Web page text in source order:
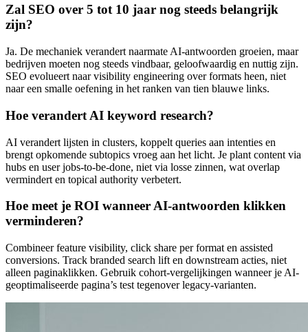
Zal SEO over 5 tot 10 jaar nog steeds belangrijk
zijn?
Ja. De mechaniek verandert naarmate AI-antwoorden groeien, maar
bedrijven moeten nog steeds vindbaar, geloofwaardig en nuttig zijn.
SEO evolueert naar visibility engineering over formats heen, niet
naar een smalle oefening in het ranken van tien blauwe links.
Hoe verandert AI keyword research?
AI verandert lijsten in clusters, koppelt queries aan intenties en
brengt opkomende subtopics vroeg aan het licht. Je plant content via
hubs en user jobs-to-be-done, niet via losse zinnen, wat overlap
vermindert en topical authority verbetert.
Hoe meet je ROI wanneer AI-antwoorden klikken
verminderen?
Combineer feature visibility, click share per format en assisted
conversions. Track branded search lift en downstream acties, niet
alleen paginaklikken. Gebruik cohort-vergelijkingen wanneer je AI-
geoptimaliseerde pagina’s test tegenover legacy-varianten.